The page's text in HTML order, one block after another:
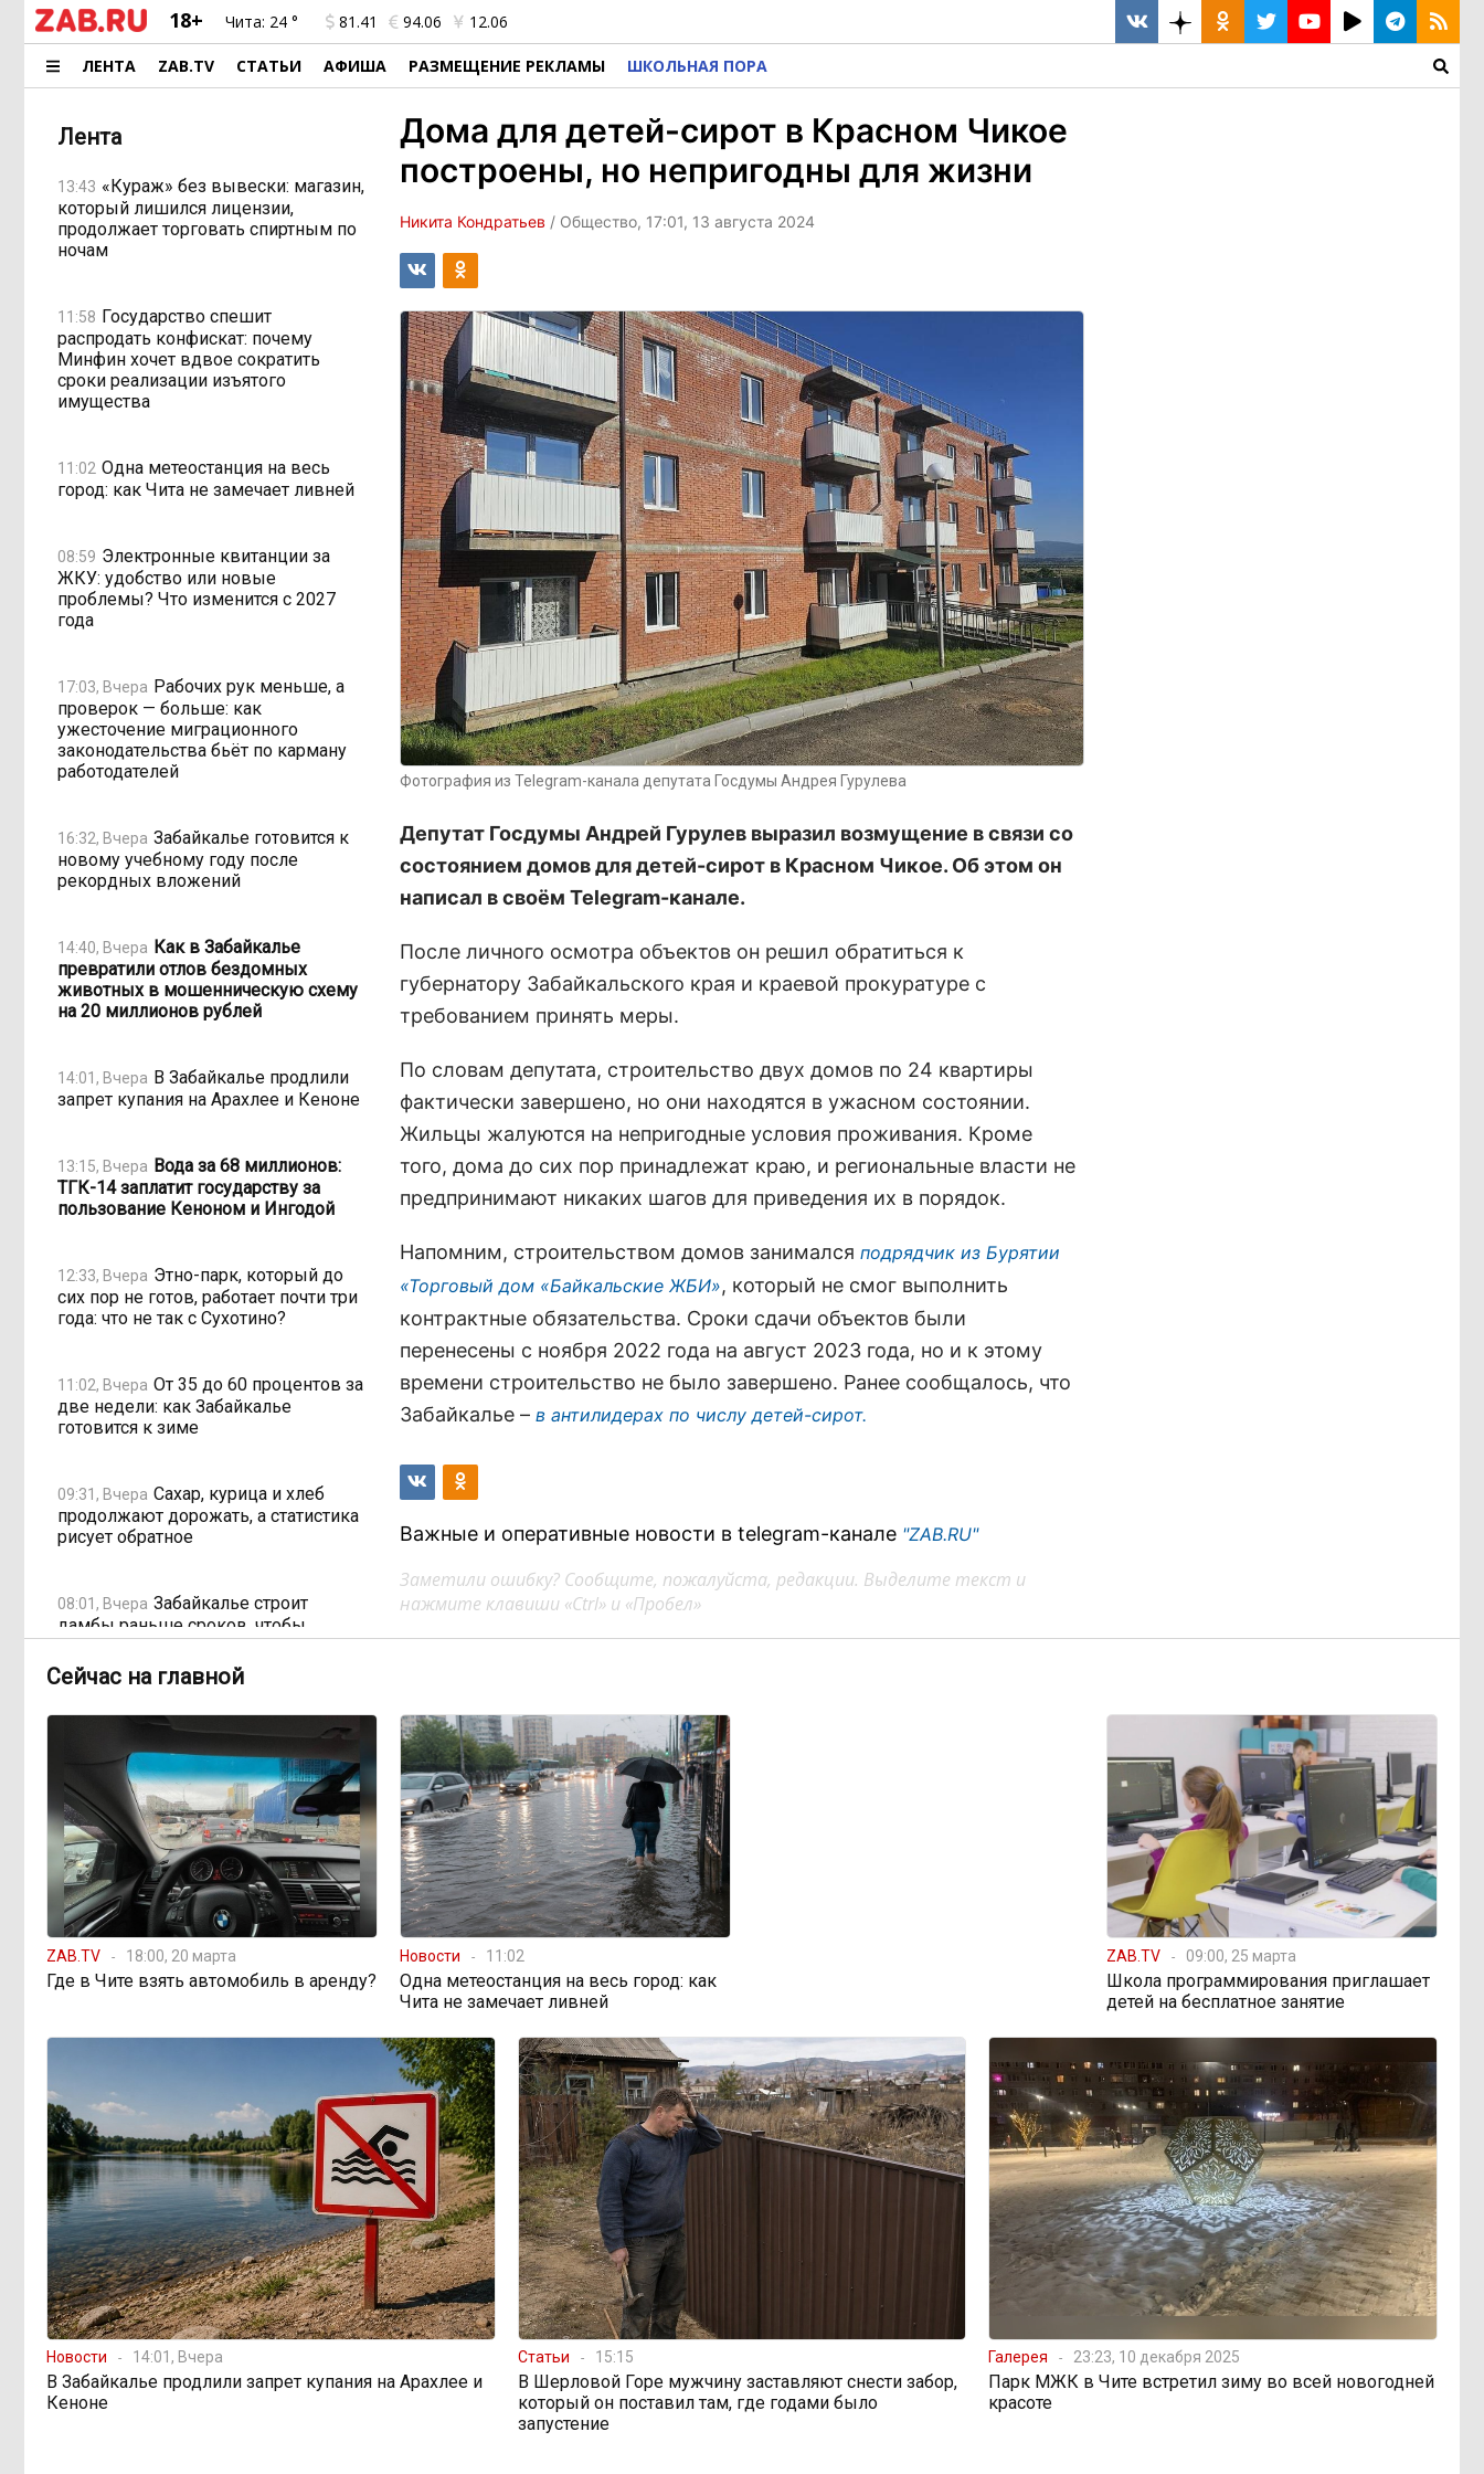
18+ Чита: 24 ° 81.41 94.06 12.06
ЛЕНТА ZAB.TV СТАТЬИ АФИША РАЗМЕЩЕНИЕ РЕКЛАМЫ ШКОЛЬНАЯ ПОРА
Лента
13:43 «Кураж» без вывески: магазин,
который лишился лицензии,
продолжает торговать спиртным по
ночам
11:58 Государство спешит
распродать конфискат: почему
Минфин хочет вдвое сократить
сроки реализации изъятого
имущества
11:02 Одна метеостанция на весь
город: как Чита не замечает ливней
08:59 Электронные квитанции за
ЖКУ: удобство или новые
проблемы? Что изменится с 2027
года
17:03, Вчера Рабочих рук меньше, а
проверок — больше: как
ужесточение миграционного
законодательства бьёт по карману
работодателей
16:32, Вчера Забайкалье готовится к
новому учебному году после
рекордных вложений
14:40, Вчера Как в Забайкалье
превратили отлов бездомных
животных в мошенническую схему
на 20 миллионов рублей
14:01, Вчера В Забайкалье продлили
запрет купания на Арахлее и Кеноне
13:15, Вчера Вода за 68 миллионов:
ТГК-14 заплатит государству за
пользование Кеноном и Ингодой
12:33, Вчера Этно-парк, который до
сих пор не готов, работает почти три
года: что не так с Сухотино?
11:02, Вчера От 35 до 60 процентов за
две недели: как Забайкалье
готовится к зиме
09:31, Вчера Сахар, курица и хлеб
продолжают дорожать, а статистика
рисует обратное
08:01, Вчера Забайкалье строит
дамбы раньше сроков, чтобы
паводки не застали врасплох
18:01, 6 августа Погодные качели в
Забайкалье: прогноз синоптиков на
ближайшие выходные
16:58, 6 августа Консультанты
возглавили рейтинг самых
высокооплачиваемых подработок
за смену в ДФО
15:02, 6 августа
«Ждать некогда»:
жители подтопленного Угдана
просят технику, пока чиновники
легализует топливо стандарта
«Евро-2»
12:33, 6 августа Власти: Забайкалье
переживает туристический бум
11:05, 6 августа «В большинстве
регионов индексация прошла с 1
января»: почему Забайкалье
задержало повышение зарплат
бюджетникам
Дома для детей-сирот в Красном Чикое
построены, но непригодны для жизни
Никита Кондратьев / Общество, 17:01, 13 августа 2024
Фотография из Telegram-канала депутата Госдумы Андрея Гурулева
Депутат Госдумы Андрей Гурулев выразил возмущение в связи со
состоянием домов для детей-сирот в Красном Чикое. Об этом он
написал в своём Telegram-канале.
После личного осмотра объектов он решил обратиться к
губернатору Забайкальского края и краевой прокуратуре с
требованием принять меры.
По словам депутата, строительство двух домов по 24 квартиры
фактически завершено, но они находятся в ужасном состоянии.
Жильцы жалуются на непригодные условия проживания. Кроме
того, дома до сих пор принадлежат краю, и региональные власти не
предпринимают никаких шагов для приведения их в порядок.
Напомним, строительством домов занимался подрядчик из Бурятии
«Торговый дом «Байкальские ЖБИ», который не смог выполнить
контрактные обязательства. Сроки сдачи объектов были
перенесены с ноября 2022 года на август 2023 года, но и к этому
времени строительство не было завершено. Ранее сообщалось, что
Забайкалье – в антилидерах по числу детей-сирот.
Важные и оперативные новости в telegram-канале "ZAB.RU"
Заметили ошибку? Сообщите, пожалуйста, редакции. Выделите текст и
нажмите клавиши «Ctrl» и «Пробел»
Сейчас на главной
ZAB.TV 18:00, 20 марта
Где в Чите взять автомобиль в аренду?
Новости 11:02
Одна метеостанция на весь город: как
Чита не замечает ливней
ZAB.TV 09:00, 25 марта
Школа программирования приглашает
детей на бесплатное занятие
Новости 14:01, Вчера
В Забайкалье продлили запрет купания на Арахлее и
Кеноне
Статьи 15:15
В Шерловой Горе мужчину заставляют снести забор,
который он поставил там, где годами было
запустение
Галерея 23:23, 10 декабря 2025
Парк МЖК в Чите встретил зиму во всей новогодней
красоте